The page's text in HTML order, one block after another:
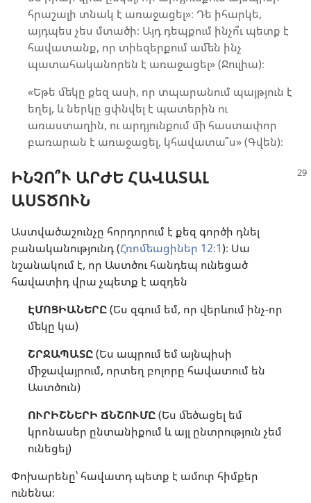
հրաշալի տնակ է առաջացել»։ Դե իհարկե,
այդպես չես մտածի։ Այդ դեպքում ինչո՞ւ պետք է
հավատանք, որ տիեզերքում ամեն ինչ
պատահականորեն է առաջացել» (Ջուլիա)։
«Եթե մեկը քեզ ասի, որ տպարանում պայթյուն է
եղել, և ներկը ցփնվել է պատերին ու
առաստաղին, ու արդյունքում մի հաստափոր
բառարան է առաջացել, կհավատա՞ս» (Գվեն)։
ԻՆՉՈ՞Ւ ԱՐԺԵ ՀԱՎԱՏԱԼ
ԱՍՏԾՈՒՆ
Աստվածաշունչը հորդորում է քեզ գործի դնել
բանականությունդ (Հռոմեացիներ 12։1)։ Սա
նշանակում է, որ Աստծու հանդեպ ունեցած
հավատիդ վրա չպետք է ազդեն
ԷՄՈՑԻԱՆԵՐԸ(Ես զգում եմ, որ վերևում ինչ-որ
մեկը կա)
ՇՐՋԱՊԱՏԸ(Ես ապրում եմ այնպիսի
միջավայրում, որտեղ բոլորը հավատում են
Աստծուն)
ՈՒՐԻՇՆԵՐԻ ՃՆՇՈՒՄԸ(Ես մեծացել եմ
կրոնասեր ընտանիքում և այլ ընտրություն չեմ
ունեցել)
Փոխարենը՝ հավատդ պետք է ամուր հիմքեր
ունենա։